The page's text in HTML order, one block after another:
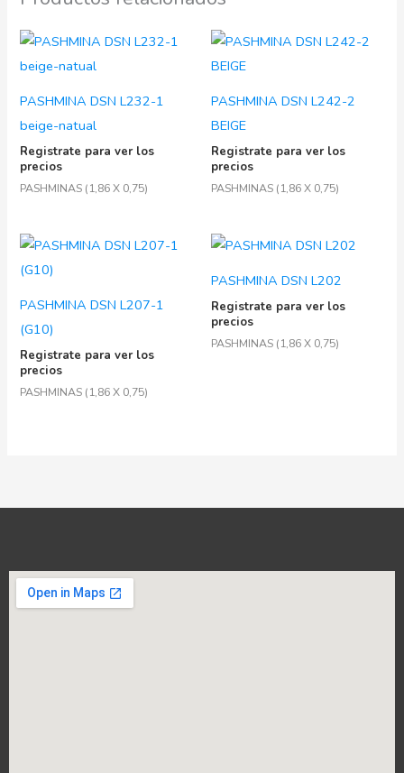
PASHMINA DSN L232-1
beige-natual
Registrate para ver los
precios
PASHMINAS (1,86 X 0,75)
PASHMINA DSN L242-2
BEIGE
Registrate para ver los
precios
PASHMINAS (1,86 X 0,75)
PASHMINA DSN L207-1
(G10)
Registrate para ver los
precios
PASHMINAS (1,86 X 0,75)
PASHMINA DSN L202
Registrate para ver los
precios
PASHMINAS (1,86 X 0,75)